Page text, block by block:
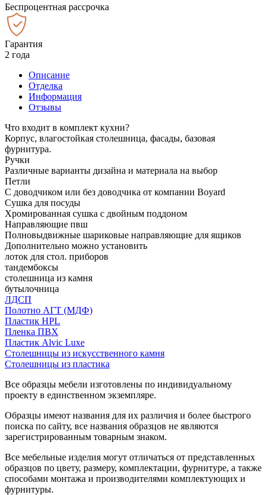
Беспроцентная рассрочка
Гарантия
2 года
Описание
Отделка
Информация
Отзывы
Что входит в комплект кухни?
Корпус, влагостойкая столешница, фасады, базовая
фурнитура.
Ручки
Различные варианты дизайна и материала на выбор
Петли
С доводчиком или без доводчика от компании Boyard
Сушка для посуды
Хромированная сушка с двойным поддоном
Направляющие пвш
Полновыдвижные шариковые направляющие для ящиков
Дополнительно можно установить
лоток для стол. приборов
тандембоксы
столешница из камня
бутылочница
ЛДСП
Полотно АГТ (МДФ)
Пластик HPL
Пленка ПВХ
Пластик Alvic Luxe
Столешницы из искусственного камня
Столешницы из пластика
Все образцы мебели изготовлены по индивидуальному
проекту в единственном экземпляре.
Образцы имеют названия для их различия и более быстрого
поиска по сайту, все названия образцов не являются
зарегистрированным товарным знаком.
Все мебельные изделия могут отличаться от представленных
образцов по цвету, размеру, комплектации, фурнитуре, а также
способами монтажа и производителями комплектующих и
фурнитуры.